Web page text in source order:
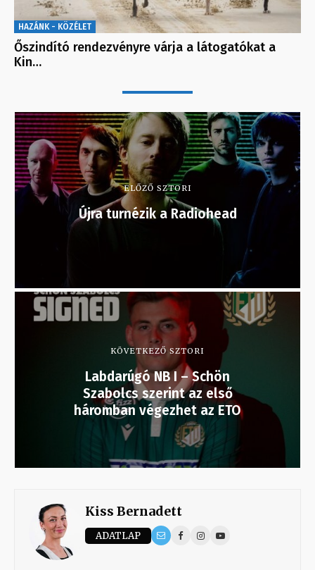
HAZÁNK - KÖZÉLET
Őszindító rendezvényre várja a látogatókat a
Kin…
ELŐZŐ SZTORI
Újra turnézik a Radiohead
KÖVETKEZŐ SZTORI
Labdarúgó NB I – Schön
Szabolcs szerint az első
háromban végezhet az ETO
Kiss Bernadett
ADATLAP